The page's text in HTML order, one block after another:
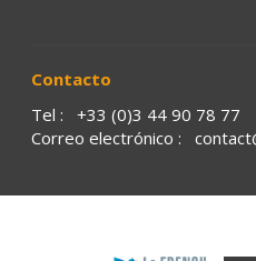
Contacto
Tel :
+33 (0)3 44 90 78 77
Correo electrónico :